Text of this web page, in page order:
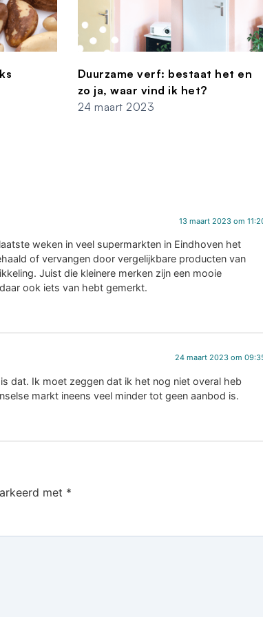
Duurzame verf: bestaat het en
zo ja, waar vind ik het?
24 maart 2023
13 maart 2023 om
weken in veel supermarkten in Eindhoven het
of vervangen door vergelijkbare producten van
Juist die kleinere merken zijn een mooie
ook iets van hebt gemerkt.
24 maart 2023 om
dat. Ik moet zeggen dat ik het nog niet overal heb
markt ineens veel minder tot geen aanbod is.
met *